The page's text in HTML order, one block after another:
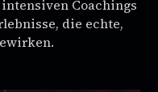
Coachings
die echte,